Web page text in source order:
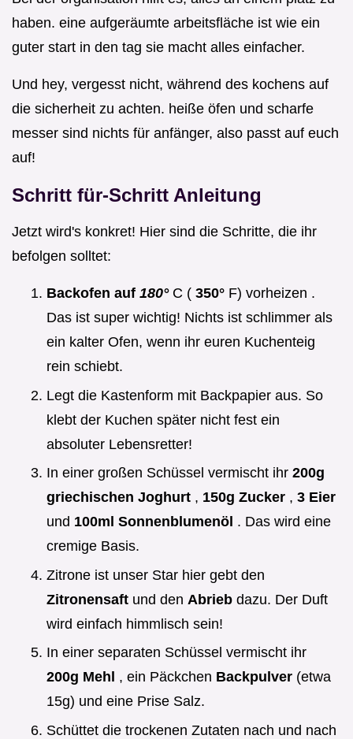
haben. eine aufgeräumte arbeitsfläche ist wie ein
guter start in den tag sie macht alles einfacher.
Und hey, vergesst nicht, während des kochens auf
die sicherheit zu achten. heiße öfen und scharfe
messer sind nichts für anfänger, also passt auf euch
auf!
Schritt für-Schritt Anleitung
Jetzt wird's konkret! Hier sind die Schritte, die ihr
befolgen solltet:
Backofen auf 180° C ( 350° F) vorheizen .
Das ist super wichtig! Nichts ist schlimmer als
ein kalter Ofen, wenn ihr euren Kuchenteig
rein schiebt.
Legt die Kastenform mit Backpapier aus. So
klebt der Kuchen später nicht fest ein
absoluter Lebensretter!
In einer großen Schüssel vermischt ihr 200g
griechischen Joghurt , 150g Zucker , 3 Eier
und 100ml Sonnenblumenöl . Das wird eine
cremige Basis.
Zitrone ist unser Star hier gebt den
Zitronensaft und den Abrieb dazu. Der Duft
wird einfach himmlisch sein!
In einer separaten Schüssel vermischt ihr
200g Mehl , ein Päckchen Backpulver (etwa
15g) und eine Prise Salz.
Schüttet die trockenen Zutaten nach und nach